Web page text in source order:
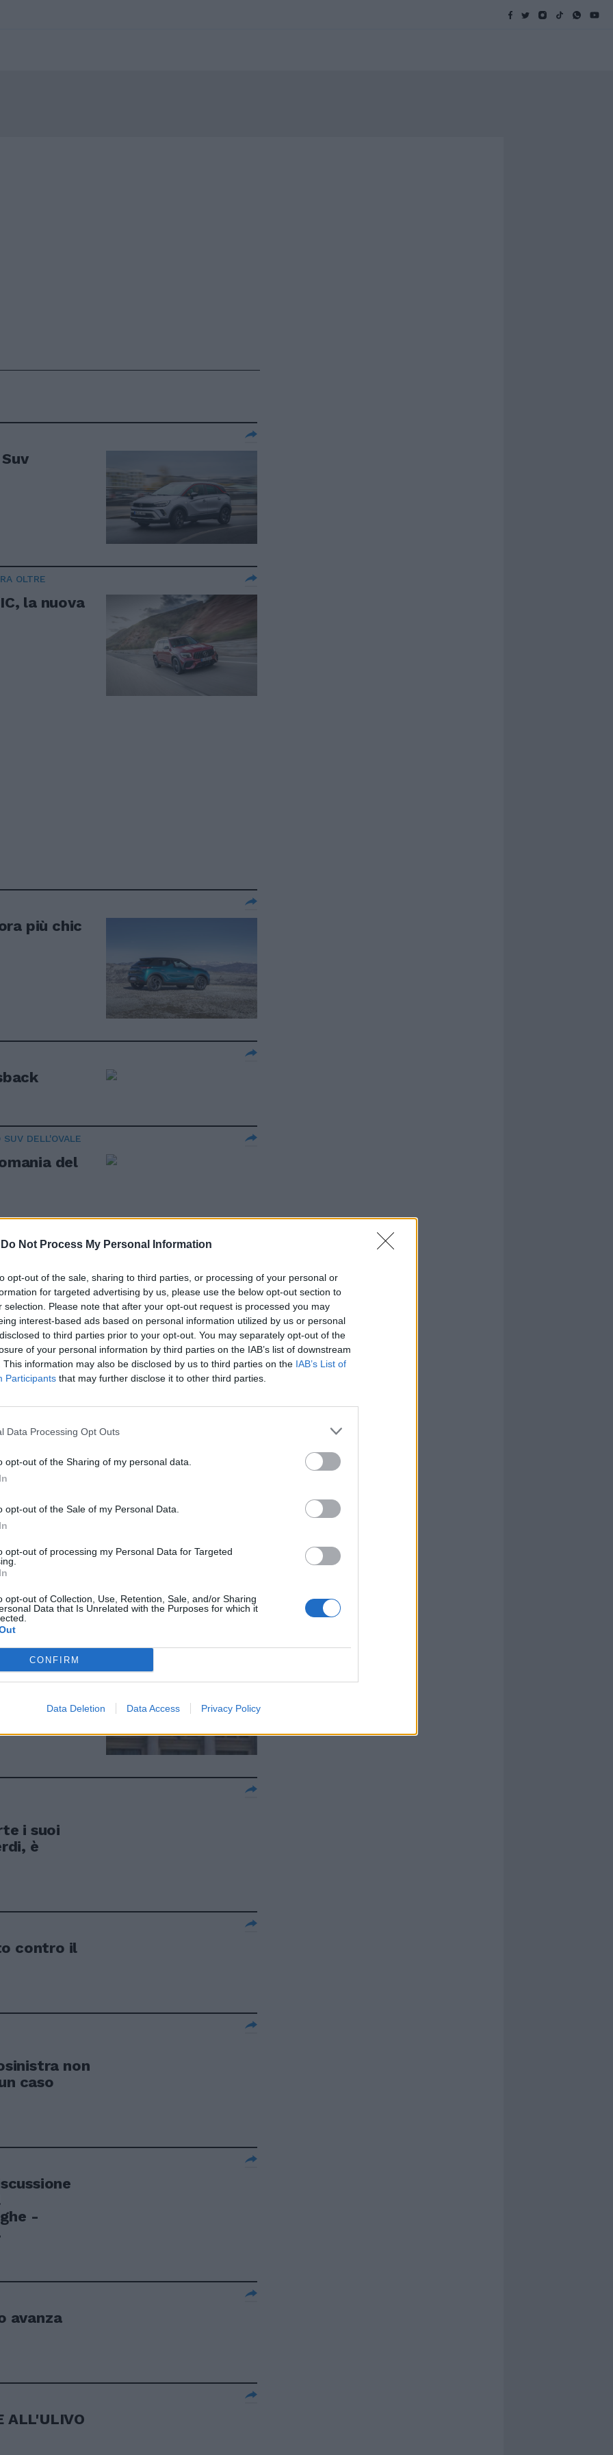
Do Not Process My Personal Information
opt-out of the sale, sharing to third parties, or processing of your personal or
for targeted advertising by us, please use the below opt-out section to
selection. Please note that after your opt-out request is processed you may
interest-based ads based on personal information utilized by us or personal
to third parties prior to your opt-out. You may separately opt-out of the
of your personal information by third parties on the IAB’s list of downstream
This information may also be disclosed by us to third parties on the IAB’s List of
Participants that may further disclose it to other third parties.
Data Processing Opt Outs
opt-out of the Sharing of my personal data.
opt-out of the Sale of my Personal Data.
opt-out of processing my Personal Data for Targeted
opt-out of Collection, Use, Retention, Sale, and/or Sharing
Data that Is Unrelated with the Purposes for which it
CONFIRM
Data Deletion Data Access Privacy Policy
OLTRE
la nuova
più chic
DELL'OVALE
del
e
alla
compatto
i suoi
è
contro il
non
caso
-
avanza
ALL'ULIVO